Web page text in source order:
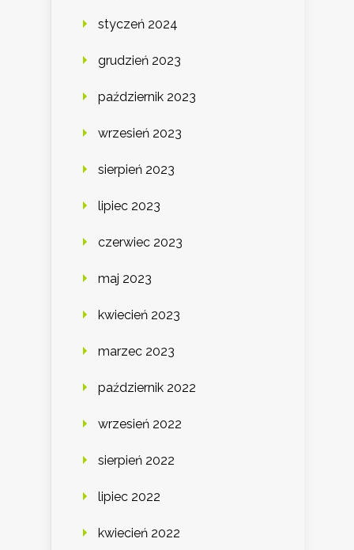
styczeń 2024
grudzień 2023
październik 2023
wrzesień 2023
sierpień 2023
lipiec 2023
czerwiec 2023
maj 2023
kwiecień 2023
marzec 2023
październik 2022
wrzesień 2022
sierpień 2022
lipiec 2022
kwiecień 2022